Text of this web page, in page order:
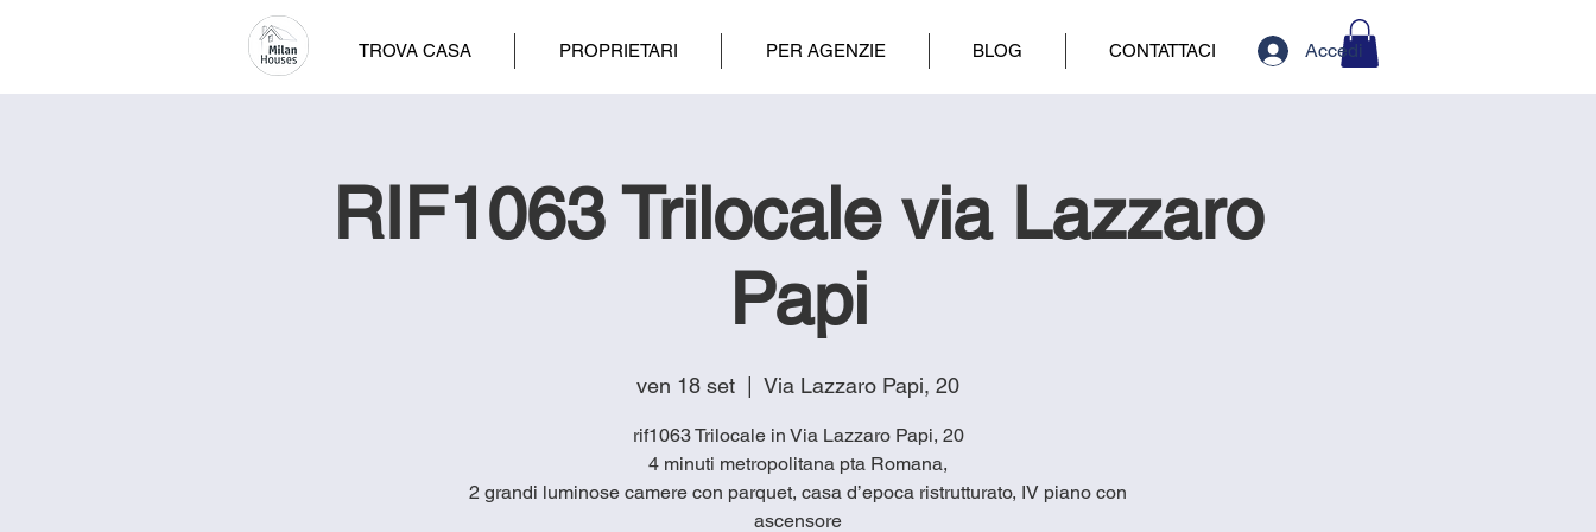
TROVA CASA PROPRIETARI PER AGENZIE BLOG CONTATTACI Accedi
RIF1063 Trilocale via Lazzaro
Papi
ven 18 set
  |
Via Lazzaro Papi, 20
rif1063 Trilocale in Via Lazzaro Papi, 20
4 minuti metropolitana pta Romana,
2 grandi luminose camere con parquet, casa d’epoca ristrutturato, IV piano con
ascensore